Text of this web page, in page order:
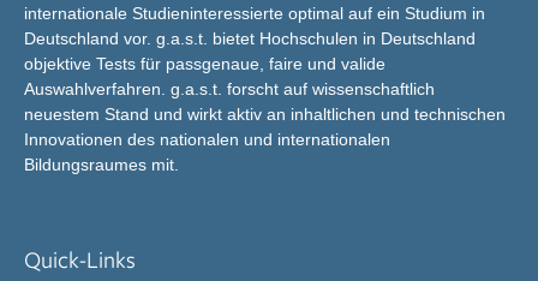
internationale Studieninteressierte optimal auf ein Studium in
Deutschland vor. g.a.s.t. bietet Hochschulen in Deutschland
objektive Tests für passgenaue, faire und valide
Auswahlverfahren. g.a.s.t. forscht auf wissenschaftlich
neuestem Stand und wirkt aktiv an inhaltlichen und technischen
Innovationen des nationalen und internationalen
Bildungsraumes mit.
Quick-Links